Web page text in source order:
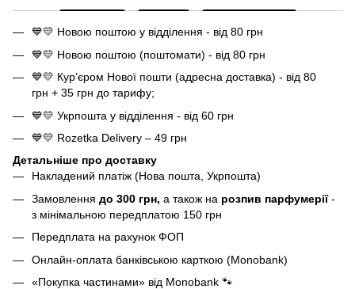
💙💛 Новою поштою у відділення - від 80 грн
💙💛 Новою поштою (поштомати) - від 80 грн
💙💛 Кур’єром Нової пошти (адресна доставка) - від 80
грн + 35 грн до тарифу;
💙💛 Укрпошта у відділення - від 60 грн
💙💛 Rozetka Delivery – 49 грн
Детальніше про доставку
Накладений платіж (Нова пошта, Укрпошта)
Замовлення до 300 грн, а також на розпив парфумерії-
з мінімальною передплатою 150 грн
Передплата на рахунок ФОП
Онлайн-оплата банківською карткою (Monobank)
«Покупка частинами» від Monobank 🐾